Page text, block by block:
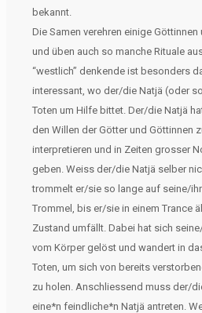
bekannt.
Die Samen verehren einige Göttinnen
und üben auch so manche Rituale
“westlich” denkende ist besonders
interessant, wo der/die Natjä (oder
Toten um Hilfe bittet. Der/die Natjä
den Willen der Götter und Göttinnen
interpretieren und in Zeiten grosser
geben. Weiss der/die Natjä selber
trommelt er/sie so lange auf seine/
Trommel, bis er/sie in einem Trance
Zustand umfällt. Dabei hat sich
vom Körper gelöst und wandert in
Toten, um sich von bereits
zu holen. Anschliessend muss der/
eine*n feindliche*n Natjä antreten.